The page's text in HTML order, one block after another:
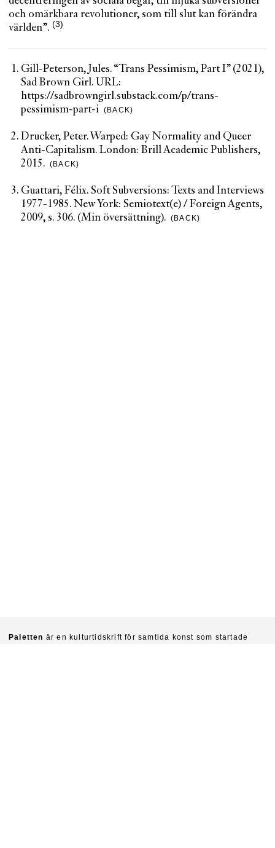
och omärkbara revolutioner, som till slut kan förändra
världen”.
Gill-Peterson, Jules. “Trans Pessimism, Part I” (2021),
Sad Brown Girl. URL:
https://sadbrowngirl.substack.com/p/trans-
pessimism-part-i (BACK)
Drucker, Peter. Warped: Gay Normality and Queer
Anti-Capitalism. London: Brill Academic Publishers,
2015. (BACK)
Guattari, Félix. Soft Subversions: Texts and Interviews
1977-1985. New York: Semiotext(e) / Foreign Agents,
2009, s. 306. (Min översättning). (BACK)
Paletten är en kulturtidskrift för samtida konst som startade